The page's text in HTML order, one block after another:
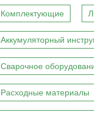
Комплектующие
Аккумуляторный
Сварочное
Расходные материалы